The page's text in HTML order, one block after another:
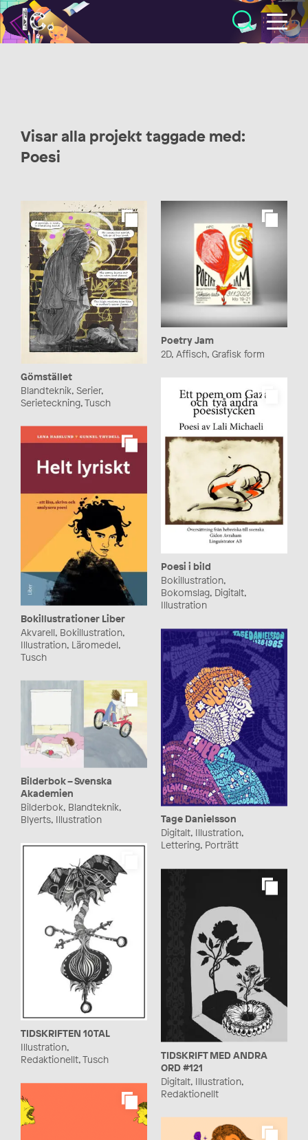
Illustratörcentrum
Visar alla projekt taggade med:
Poesi
Gömstället
Blandteknik, Serier,
Serieteckning, Tusch
Poetry Jam
2D, Affisch, Grafisk form
Poesi i bild
Bokillustration,
Bokomslag, Digitalt,
Illustration
Bokillustrationer Liber
Akvarell, Bokillustration,
Illustration, Läromedel,
Tusch
Tage Danielsson
Digitalt, Illustration,
Lettering, Porträtt
Bilderbok – Svenska
Akademien
Bilderbok, Blandteknik,
Blyerts, Illustration
TIDSKRIFTEN 10TAL
Illustration,
Redaktionellt, Tusch
TIDSKRIFT MED ANDRA
ORD #121
Digitalt, Illustration,
Redaktionellt